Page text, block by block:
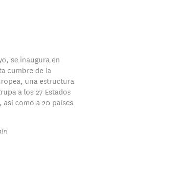
se inaugura en
cumbre de la
una estructura
a los 27 Estados
como a 20 países